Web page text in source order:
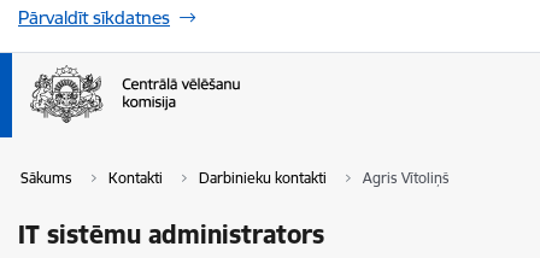
Pārvaldīt sīkdatnes
Sākums Kontakti Darbinieku kontakti Agris Vītoliņš
IT sistēmu administrators